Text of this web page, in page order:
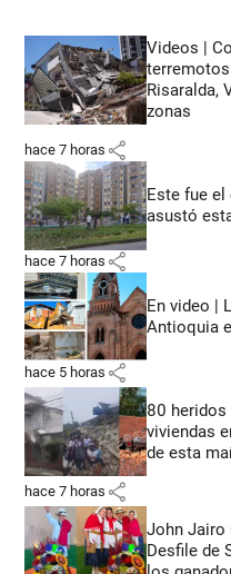
Videos |
Risaralda,
zonas
hace 7 horas share
Este fue
asustó
hace 7 horas share
En video |
Antioquia
hace 5 horas share
80 heridos
viviendas
de esta
hace 7 horas share
John Jairo
Desfile de